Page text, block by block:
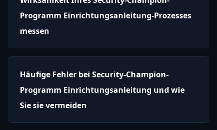
Programm Einrichtungsanleitung-Prozesses
messen
Häufige Fehler bei Security-Champion-
Programm Einrichtungsanleitung und wie
Sie sie vermeiden